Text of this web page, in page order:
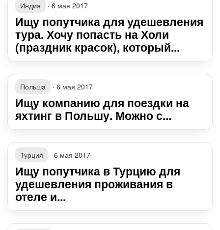
Индия · 6 мая 2017
Ищу попутчика для удешевления
тура. Хочу попасть на Холи
(праздник красок), который...
Польша · 6 мая 2017
Ищу компанию для поездки на
яхтинг в Польшу. Можно с...
Турция · 6 мая 2017
Ищу попутчика в Турцию для
удешевления проживания в
отеле и...